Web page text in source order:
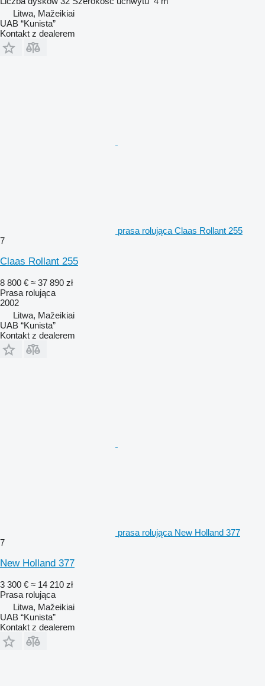
Litwa, Mažeikiai
UAB “Kunista”
Kontakt z dealerem
prasa rolująca Claas Rollant 255
7
Claas Rollant 255
8 800 € ≈ 37 890 zł
Prasa rolująca
2002
Litwa, Mažeikiai
UAB “Kunista”
Kontakt z dealerem
prasa rolująca New Holland 377
7
New Holland 377
3 300 € ≈ 14 210 zł
Prasa rolująca
Litwa, Mažeikiai
UAB “Kunista”
Kontakt z dealerem